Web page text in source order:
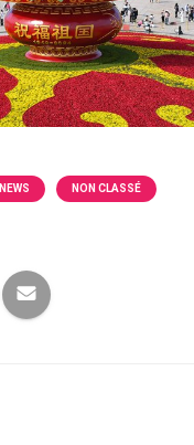
NEWS NON CLASSÉ